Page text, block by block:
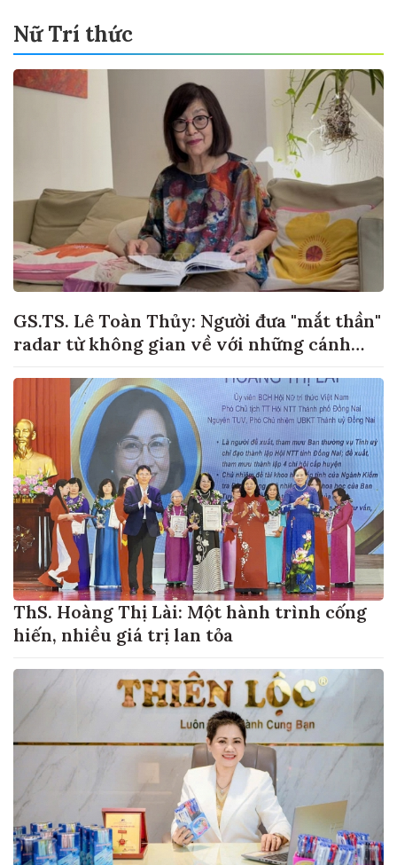
Nữ Trí thức
GS.TS. Lê Toàn Thủy: Người đưa "mắt thần"
radar từ không gian về với những cánh
ThS. Hoàng Thị Lài: Một hành trình cống
hiến, nhiều giá trị lan tỏa